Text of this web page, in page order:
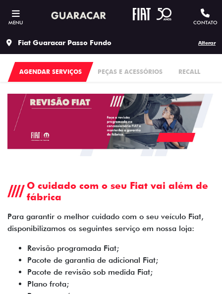
MENU CONTATO
Fiat Guaracar Passo Fundo Alterar
AGENDAR SERVIÇOS PEÇAS E ACESSÓRIOS RECALL
O cuidado com o seu Fiat vai além de
fábrica
Para garantir o melhor cuidado com o seu veículo Fiat,
disponibilizamos os seguintes serviço em nossa loja:
Revisão programada Fiat;
Pacote de garantia de adicional Fiat;
Pacote de revisão sob medida Fiat;
Plano frota;